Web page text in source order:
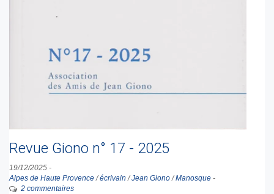
Revue Giono n° 17 - 2025
19/12/2025 -
Alpes de Haute Provence/écrivain /Jean Giono/Manosque -
2 commentaires